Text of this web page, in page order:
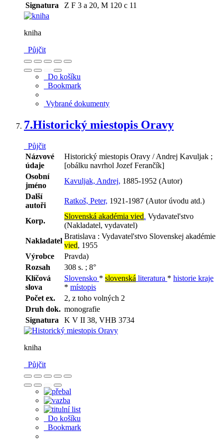
Signatura
Z F 3 a 20, M 120 c 11
kniha
Půjčit
Do košíku
Bookmark
Vybrané dokumenty
7.Historický miestopis Oravy
Půjčit
Názvové
údaje
Historický miestopis Oravy / Andrej Kavuljak ;
[obálku navrhol Jozef Ferančík]
Osobní
jméno
Kavuljak, Andrej, 1885-1952 (Autor)
Další
autoři
Ratkoš, Peter, 1921-1987 (Autor úvodu atd.)
Korp.
Slovenská akadémia vied. Vydavatel'stvo
(Nakladatel, vydavatel)
Nakladatel
Bratislava : Vydavatel'stvo Slovenskej akadémie
vied, 1955
Výrobce
Pravda)
Rozsah
308 s. ; 8°
Klíčová
slova
Slovensko * slovenská literatura * historie kraje
* místopis
Počet ex.
2, z toho volných 2
Druh dok. monografie
Signatura
K V II 38, VHB 3734
kniha
Půjčit
Do košíku
Bookmark